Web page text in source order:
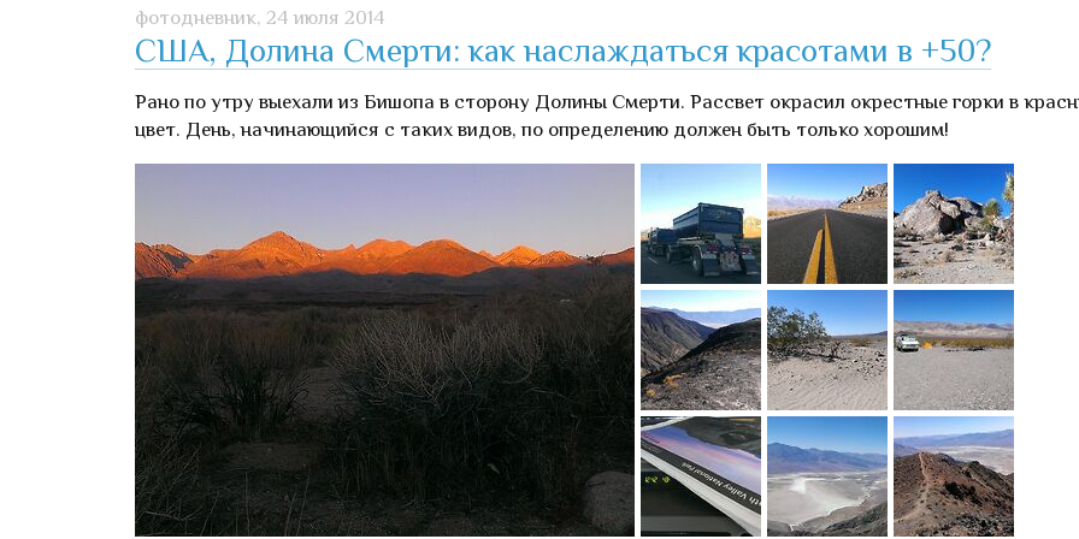
фотодневник, 24 июля 2014
США, Долина Смерти: как наслаждаться красотами в +50?
Рано по утру выехали из Бишопа в сторону Долины Смерти. Рассвет окрасил окрестные горки в
цвет. День, начинающийся с таких видов, по определению должен быть только хорошим!